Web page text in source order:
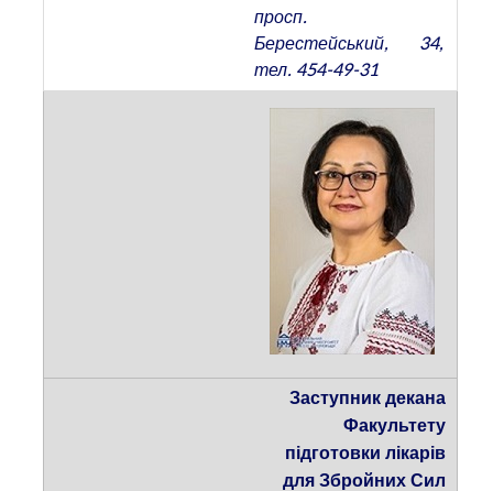
просп.
Берестейський, 34,
тел. 454-49-31
Заступник декана
Факультету
підготовки лікарів
для Збройних Сил